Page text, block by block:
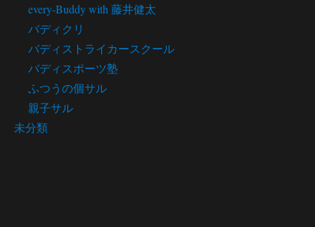
every-Buddy with 藤井健太
バディクリ
バディストライカースクール
バディスポーツ塾
ふつうの個サル
親子サル
未分類